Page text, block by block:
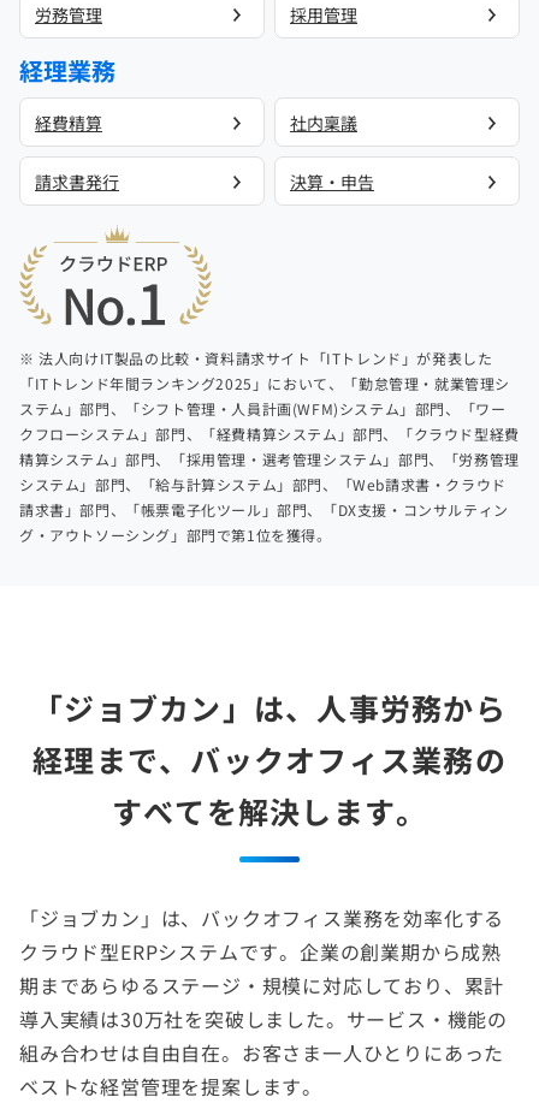
労務管理 採用管理
経理業務
経費精算 社内稟議
請求書発行 決算・申告
※ 法人向けIT製品の比較・資料請求サイト「ITトレンド」が発表した
「ITトレンド年間ランキング2025」において、「勤怠管理・就業管理シ
ステム」部門、「シフト管理・人員計画(WFM)システム」部門、「ワー
クフローシステム」部門、「経費精算システム」部門、「クラウド型経費
精算システム」部門、「採用管理・選考管理システム」部門、「労務管理
システム」部門、「給与計算システム」部門、「Web請求書・クラウド
請求書」部門、「帳票電子化ツール」部門、「DX支援・コンサルティン
グ・アウトソーシング」部門で第1位を獲得。
「ジョブカン」は、人事労務から
経理まで、 バックオフィス業務の
すべてを解決します。
「ジョブカン」は、バックオフィス業務を効率化する
クラウド型ERPシステムです。企業の創業期から成熟
期まであらゆるステージ・規模に対応しており、累計
導入実績は30万社を突破しました。サービス・機能の
組み合わせは自由自在。お客さま一人ひとりにあった
ベストな経営管理を提案します。